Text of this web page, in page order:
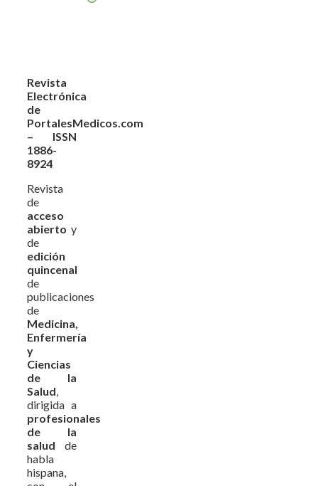
Revista
Electrónica
de
PortalesMedicos.com
– ISSN
1886-
8924
Revista
de
acceso
abierto y
de
edición
quincenal
de
publicaciones
de
Medicina,
Enfermería
y
Ciencias
de la
Salud,
dirigida a
profesionales
de la
salud de
habla
hispana,